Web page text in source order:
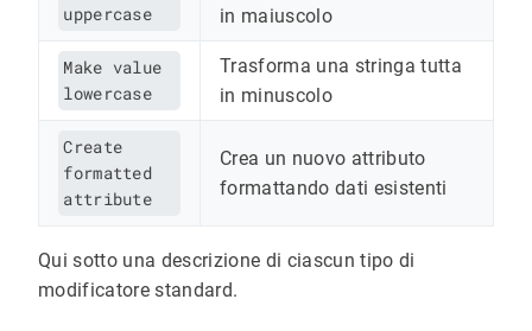
uppercase
in maiuscolo
Make value
lowercase
Trasforma una stringa tutta
in minuscolo
Create
formatted
attribute
Crea un nuovo attributo
formattando dati esistenti
Qui sotto una descrizione di ciascun tipo di
modificatore standard.